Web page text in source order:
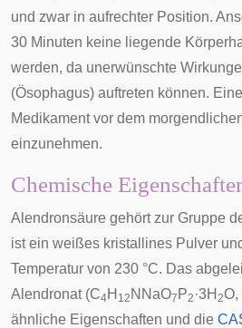
und zwar in aufrechter Position.
30 Minuten keine liegende
werden, da unerwünschte
(Ösophagus) auftreten können.
Medikament vor dem
einzunehmen.
Chemische
Alendronsäure gehört zur Gruppe
ist ein weißes kristallines Pulver
Temperatur von 230 °C. Das
Alendronat (C4H 12 NNaO7 P2 ·3H 2O,
ähnliche Eigenschaften und die